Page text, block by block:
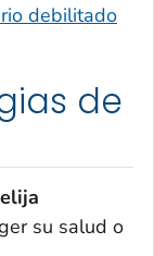
debilitado
de
elija
su salud o